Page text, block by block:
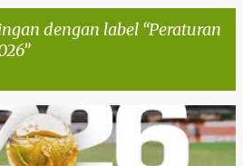
dengan label Peraturan